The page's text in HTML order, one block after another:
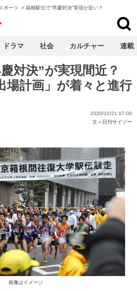
ポーツ > 箱根駅伝で“早慶対決”実現が近い？
対決”が実現間近？
場計画」が着々と進行
2020/10/21 07:00
文＝ 日刊サイゾー
画像はイメージ
ドラマ 社会 カルチャー 連載